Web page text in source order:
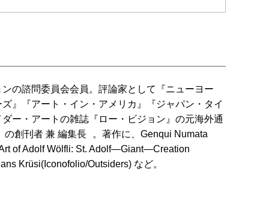
の諮問委員会会員。評論家として『ニューヨー
』『アート・イン・アメリカ』『ジャパン・タイ
ー・アートの雑誌『ロー・ビジョン』の元海外通
創刊者 兼 編集長 。著作に、Genqui Numata
of Adolf Wölfli: St. Adolf―Giant―Creation
Krüsi(Iconofolio/Outsiders) など。